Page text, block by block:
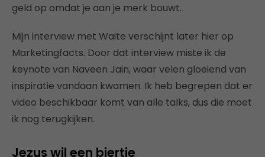
geld op omdat je aan je merk bouwt.
Mijn interview met Waite verschijnt later hier op
Marketingfacts. Door dat interview miste ik de
keynote van Naveen Jain, waar velen gloeiend van
inspiratie vandaan kwamen. Ik heb begrepen dat er
video beschikbaar komt van alle talks, dus die moet
ik nog terugkijken.
Jezus wil een biertje